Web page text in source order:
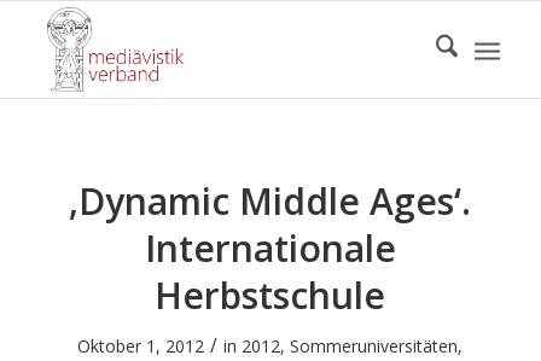
‚Dynamic Middle Ages‘.
Internationale
Herbstschule
Oktober 1, 2012 / in 2012,Sommeruniversitäten,